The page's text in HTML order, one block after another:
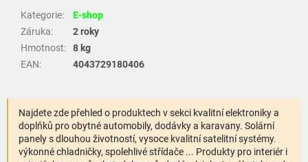
Kategorie:
E-shop
Záruka:
2 roky
Hmotnost:
8 kg
EAN: 4043729180406
Najdete zde přehled o produktech v sekci kvalitní elektroniky a
doplňků pro obytné automobily, dodávky a karavany. Solární
panely s dlouhou životností, vysoce kvalitní satelitní systémy.
výkonné chladničky, spolehlivé střídače ... Produkty pro interiér i